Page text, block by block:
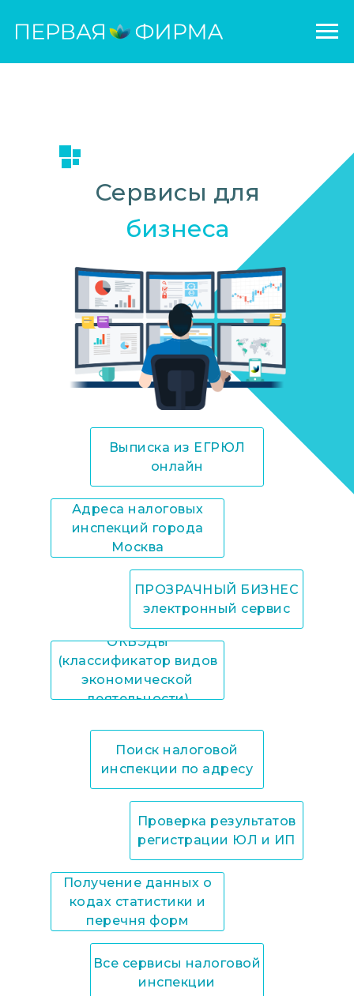
Сервисы для
бизнеса
Выписка из ЕГРЮЛ
онлайн
Адреса налоговых
инспекций города
Москва
ПРОЗРАЧНЫЙ БИЗНЕС
электронный сервис
ОКВЭДы
(классификатор видов
экономической
деятельности)
Поиск налоговой
инспекции по адресу
Проверка результатов
регистрации ЮЛ и ИП
Все сервисы налоговой
инспекции
Получение данных о
кодах статистики и
перечня форм